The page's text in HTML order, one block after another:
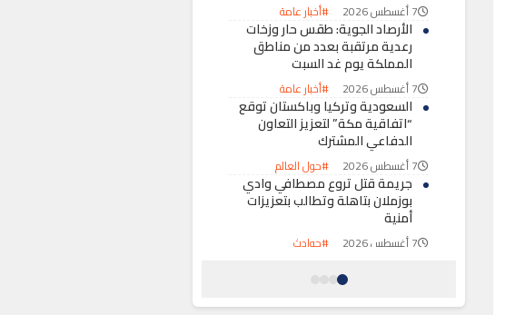
7 أغسطس 2026 #أخبار عامة
الأرصاد الجوية: طقس حار وزخات
رعدية مرتقبة بعدد من مناطق
المملكة يوم غد السبت
7 أغسطس 2026 #أخبار عامة
السعودية وتركيا وباكستان توقع
“اتفاقية مكة” لتعزيز التعاون
الدفاعي المشترك
7 أغسطس 2026 #حول العالم
جريمة قتل تروع مصطافي وادي
بوزملان بتاهلة وتطالب بتعزيزات
أمنية
7 أغسطس 2026 #حوادث
جمع وتسويق الصدفيات بمنطقة